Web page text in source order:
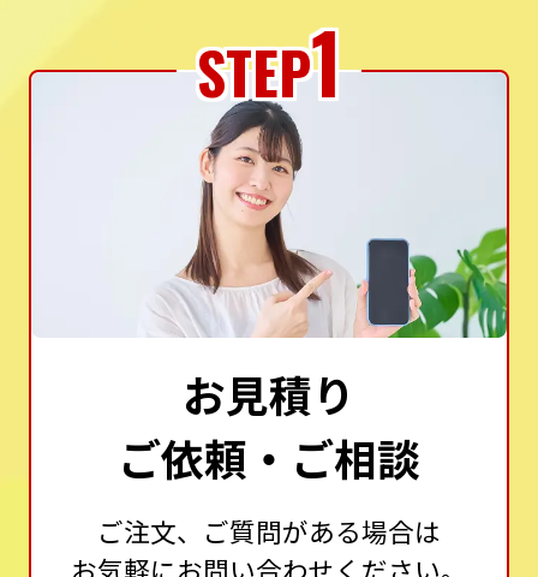
STEP1
お見積り
ご依頼・ご相談
ご注文、ご質問がある場合は
お気軽にお問い合わせください。